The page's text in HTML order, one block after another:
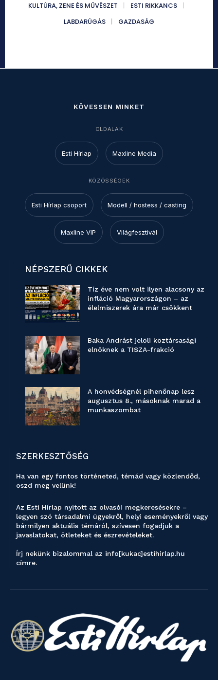
KULTÚRA, ZENE ÉS MŰVÉSZET
ESTI RIKKANCS
LABDARÚGÁS
GAZDASÁG
KÖVESSEN MINKET
OLDALAK
Esti Hírlap Maxline Media
KÖZÖSSÉGEK
Esti Hírlap csoport Modell / hostess / casting
Maxline VIP Világfesztivál
NÉPSZERŰ CIKKEK
Tíz éve nem volt ilyen alacsony az
infláció Magyarországon – az
élelmiszerek ára már csökkent
Baka Andrást jelöli köztársasági
elnöknek a TISZA-frakció
A honvédségnél pihenőnap lesz
augusztus 8., másoknak marad a
munkaszombat
SZERKESZTŐSÉG
Ha van egy fontos történeted, témád vagy közlendőd,
oszd meg velünk!
Az Esti Hírlap nyitott az olvasói megkeresésekre –
legyen szó társadalmi ügyekről, helyi eseményekről vagy
bármilyen aktuális témáról, szívesen fogadjuk a
javaslatokat, ötleteket és észrevételeket.
Írj nekünk bizalommal az info[kukac]estihirlap.hu
címre.